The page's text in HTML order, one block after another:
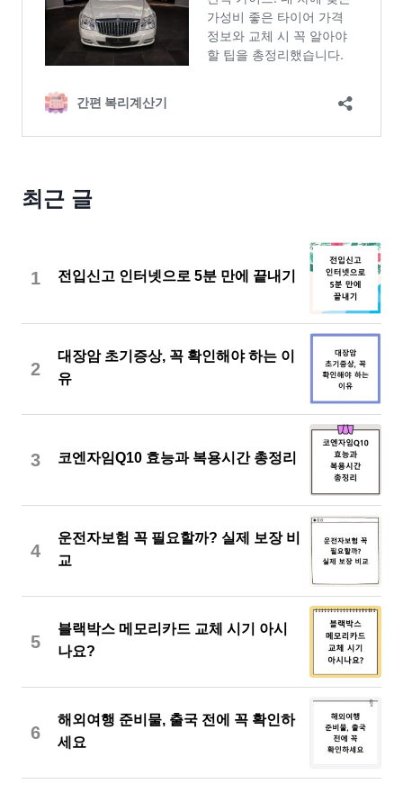
최근 글
1 전입신고 인터넷으로 5분 만에 끝내기
2
대장암 초기증상, 꼭 확인해야 하는 이
유
3 코엔자임Q10 효능과 복용시간 총정리
4
운전자보험 꼭 필요할까? 실제 보장 비
교
5
블랙박스 메모리카드 교체 시기 아시
나요?
6
해외여행 준비물, 출국 전에 꼭 확인하
세요